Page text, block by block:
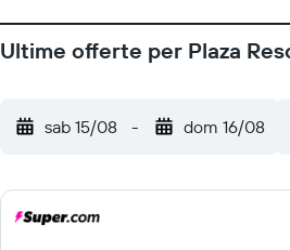
provviste di ferri/assi da stiro e tende
vengono eseguite tutti i giorni. I
sono disponibili in loco o nelle
Ultime offerte per Plaza
sab 15/08 - dom 16/08